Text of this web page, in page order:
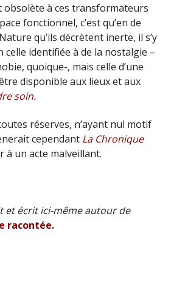
obsolète à ces transformateurs
fonctionnel, c’est qu’en de
qu’ils décrètent inerte, il s’y
identifiée à de la nostalgie –
quoique-, mais celle d’une
disponible aux lieux et aux
soin.
réserves, n’ayant nul motif
cependant La Chronique
à un acte malveillant.
et écrit ici-même autour de
racontée.